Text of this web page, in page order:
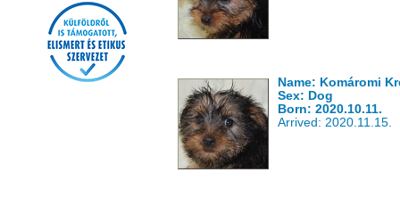
Name: Komáromi
Sex: Dog
Born: 2020.10.11.
Arrived: 2020.11.15.